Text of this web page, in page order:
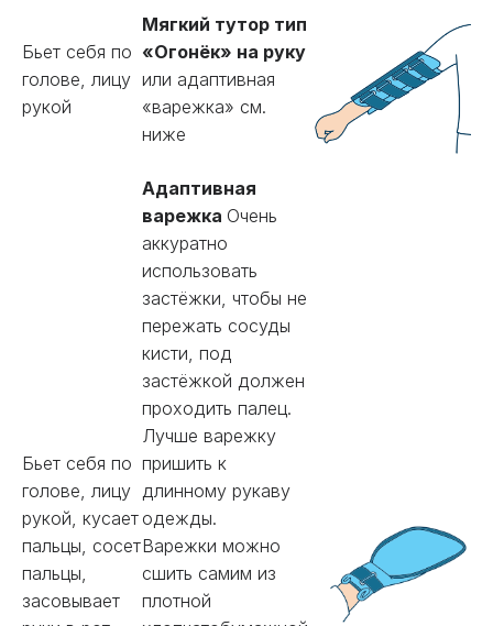
Бьет себя по
голове, лицу
рукой
Мягкий тутор тип
«Огонёк» на руку
или адаптивная
«варежка» см.
ниже
Бьет себя по
голове, лицу
рукой, кусает
пальцы, сосет
пальцы,
засовывает
Адаптивная
варежка Очень
аккуратно
использовать
застёжки, чтобы не
пережать сосуды
кисти, под
застёжкой должен
проходить палец.
Лучше варежку
пришить к
длинному рукаву
одежды.
Варежки можно
сшить самим из
плотной